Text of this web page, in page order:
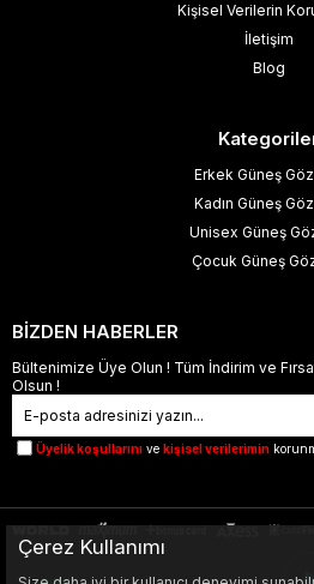
Kişisel Verilerin
İletişim
Blog
Erkek Güneş
Kadın Güneş
Unisex Güneş
Çocuk Güneş
BİZDEN HABERLER
Bültenimize Üye Olun ! Tüm İndirim ve
Olsun !
Üyelik koşullarını ve kişisel verilerimin
Çerez Kullanımı